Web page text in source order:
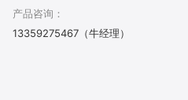
产品咨询：
13359275467（牛经理）